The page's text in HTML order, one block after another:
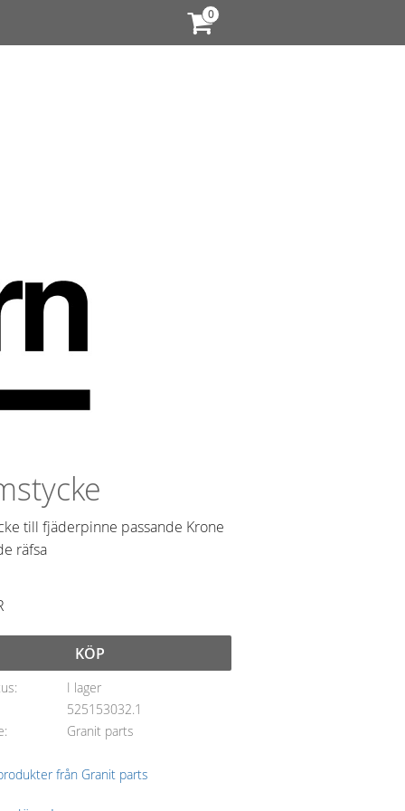
till fjäderpinne passande Krone
räfsa
KÖP
I lager
525153032.1
Granit parts
från Granit parts